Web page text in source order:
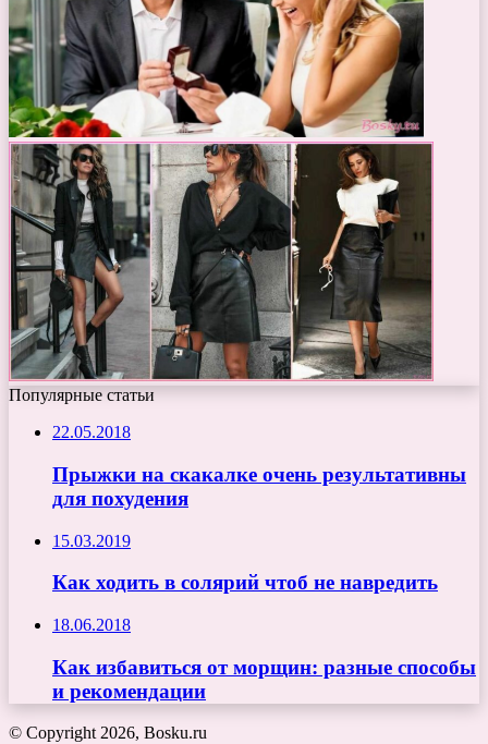
Популярные статьи
22.05.2018
Прыжки на скакалке очень результативны
для похудения
15.03.2019
Как ходить в солярий чтоб не навредить
18.06.2018
Как избавиться от морщин: разные способы
и рекомендации
© Copyright 2026, Bosku.ru